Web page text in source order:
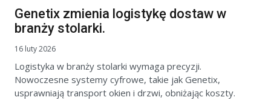
Genetix zmienia logistykę dostaw w
branży stolarki.
16 luty 2026
Logistyka w branży stolarki wymaga precyzji.
Nowoczesne systemy cyfrowe, takie jak Genetix,
usprawniają transport okien i drzwi, obniżając koszty.